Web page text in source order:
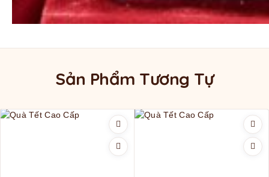
Sản Phẩm Tương Tự